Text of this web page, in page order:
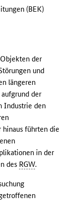
(BEK)
der
und
längeren
der
Industrie den
führten die
in der
des RGW.